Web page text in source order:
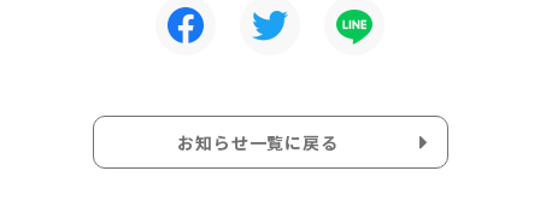
お知らせ一覧に戻る